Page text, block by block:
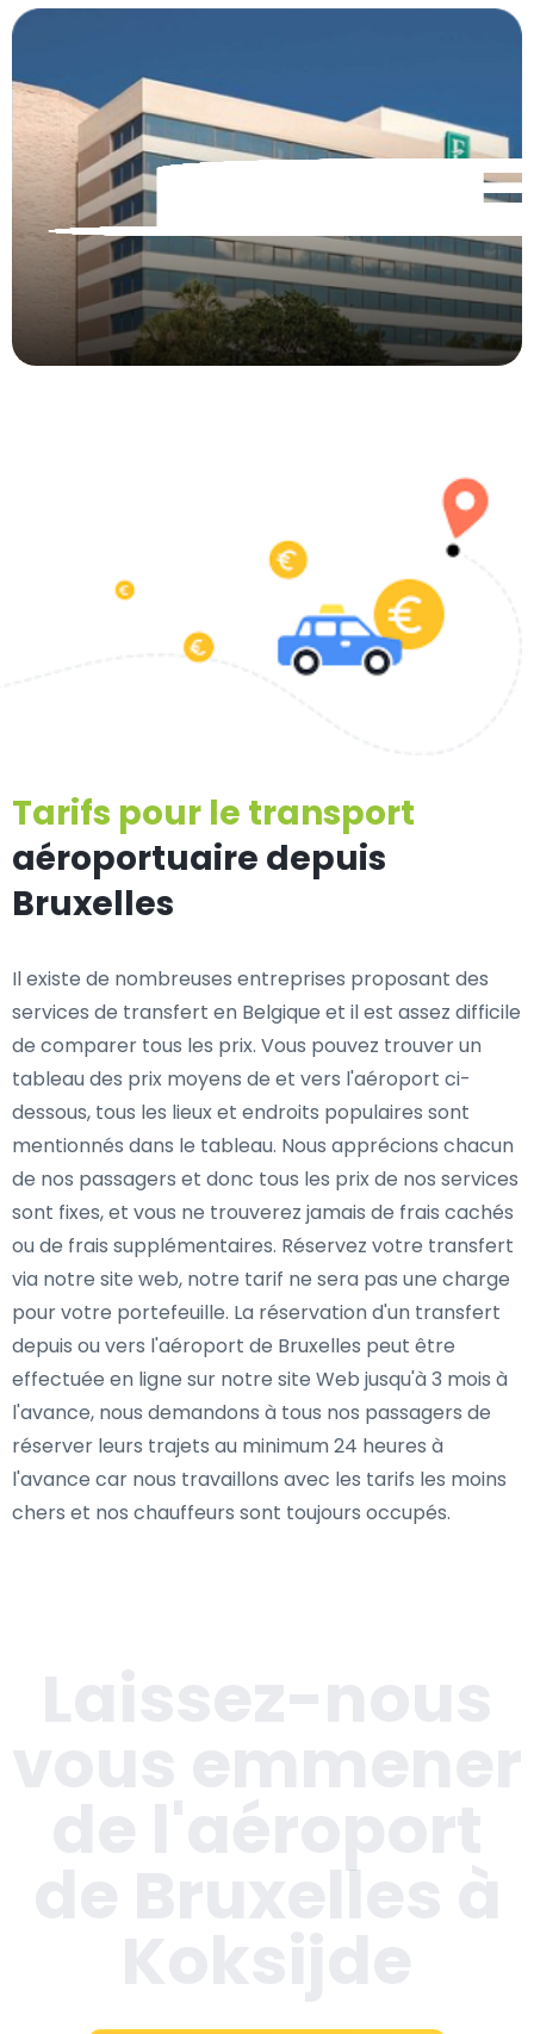
Tarifs pour le transport
aéroportuaire depuis
Bruxelles
Il existe de nombreuses entreprises proposant des
services de transfert en Belgique et il est assez difficile
de comparer tous les prix. Vous pouvez trouver un
tableau des prix moyens de et vers l'aéroport ci-
dessous, tous les lieux et endroits populaires sont
mentionnés dans le tableau. Nous apprécions chacun
de nos passagers et donc tous les prix de nos services
sont fixes, et vous ne trouverez jamais de frais cachés
ou de frais supplémentaires. Réservez votre transfert
via notre site web, notre tarif ne sera pas une charge
pour votre portefeuille. La réservation d'un transfert
depuis ou vers l'aéroport de Bruxelles peut être
effectuée en ligne sur notre site Web jusqu'à 3 mois à
l'avance, nous demandons à tous nos passagers de
réserver leurs trajets au minimum 24 heures à
l'avance car nous travaillons avec les tarifs les moins
chers et nos chauffeurs sont toujours occupés.
de Bruxelles à